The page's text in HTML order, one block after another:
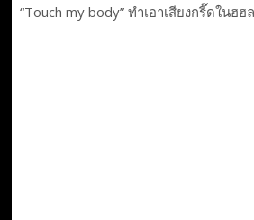
“Touch my body” ทำเอาเสียงกรี๊ดในฮ